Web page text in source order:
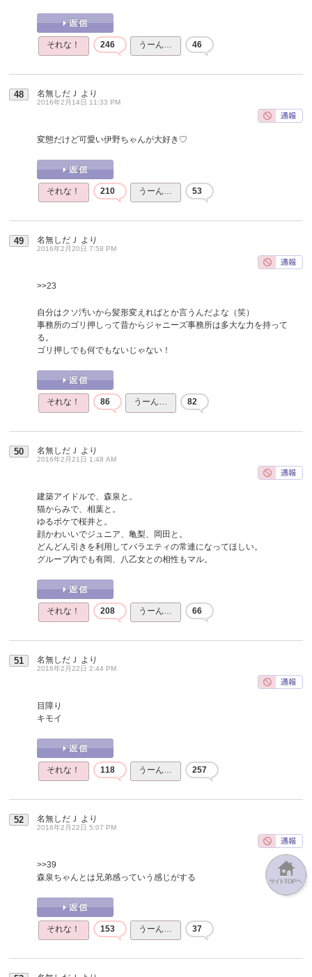
それな！ 246 うーん… 46
48 名無しだＪ より
2016年2月14日 11:33 PM
変態だけど可愛い伊野ちゃんが大好き♡
それな！ 210 うーん… 53
49 名無しだＪ より
2016年2月20日 7:58 PM
>>23
自分はクソ汚いから髪形変えればとか言うんだよな（笑）
事務所のゴリ押しって昔からジャニーズ事務所は多大な力を持って
る。
ゴリ押しでも何でもないじゃない！
それな！ 86 うーん… 82
50 名無しだＪ より
2016年2月21日 1:48 AM
建築アイドルで、森泉と。
猫からみで、相葉と。
ゆるボケで桜井と。
顔かわいいでジュニア、亀梨、岡田と。
どんどん引きを利用してバラエティの常連になってほしい。
グループ内でも有岡、八乙女との相性もマル。
それな！ 208 うーん… 66
51 名無しだＪ より
2016年2月22日 2:44 PM
目障り
キモイ
それな！ 118 うーん… 257
52 名無しだＪ より
2016年2月22日 5:07 PM
>>39
森泉ちゃんとは兄弟感っていう感じがする
それな！ 153 うーん… 37